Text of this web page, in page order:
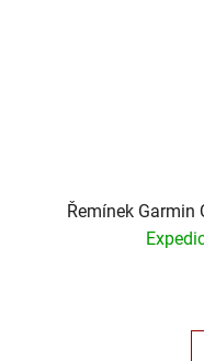
Řemínek Garmin